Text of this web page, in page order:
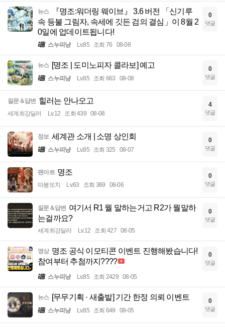
뉴스
『명조:워더링 웨이브』 3.6 버전 「신기루
속 등불 그림자, 속세에 깃든 검의 결심」이 8월 2
0일에 업데이트됩니다!
스누피냥 Lv.85 조회 76 08-08
0
댓글
뉴스 [명조 | 도미노피자 콜라보] 예고
스누피냥 Lv.85 조회 663 08-08
0
댓글
질문＆답변 힐러는 안나오고
세계최강딜러 Lv.12 조회 439 08-08
4
댓글
정보 세계관 소개 | 소명 상인회
스누피냥 Lv.85 조회 325 08-07
0
댓글
팬아트 명조
따봉또치 Lv.63 조회 369 08-06
0
댓글
질문＆답변 여기서 R1 뭘 말하는거고 R2가 뭘말하
는걸까요?
세계최강딜러 Lv.12 조회 427 08-05
0
댓글
영상 명조 공식 이모티콘 이벤트 진행해봤습니다!
참여부터 추첨까지????
스누피냥 Lv.85 조회 2429 08-05
0
댓글
뉴스 [무무기획 · 새출발] 기간 한정 의뢰 이벤트
스누피냥 Lv.85 조회 649 08-05
0
댓글